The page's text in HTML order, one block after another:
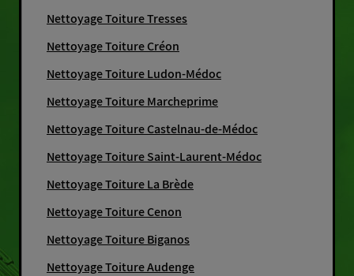
Nettoyage Toiture Tresses
Nettoyage Toiture Créon
Nettoyage Toiture Ludon-Médoc
Nettoyage Toiture Marcheprime
Nettoyage Toiture Castelnau-de-Médoc
Nettoyage Toiture Saint-Laurent-Médoc
Nettoyage Toiture La Brède
Nettoyage Toiture Cenon
Nettoyage Toiture Biganos
Nettoyage Toiture Audenge